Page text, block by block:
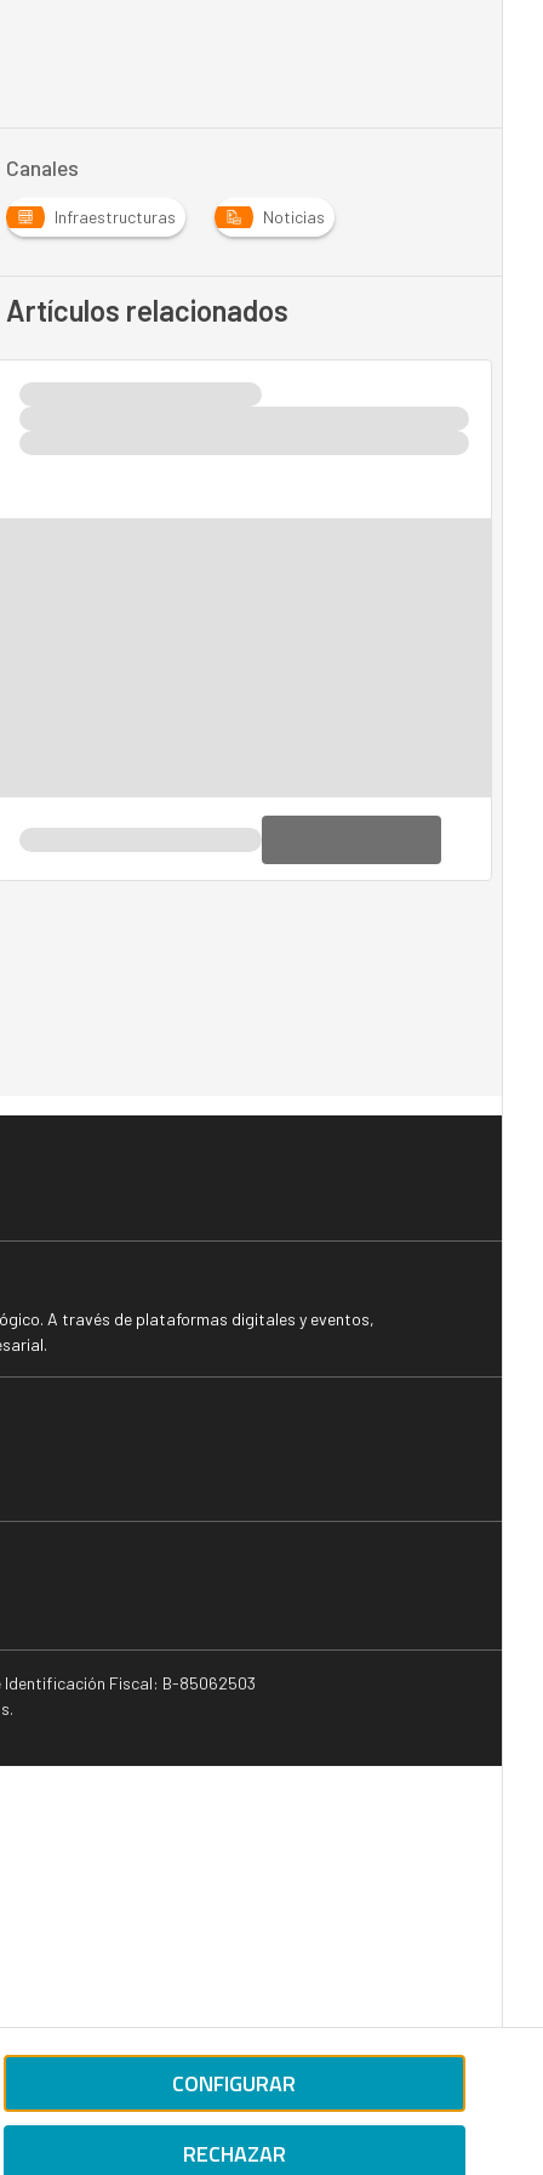
Canales
Infraestructuras Noticias
Artículos relacionados
CONFIGURAR
RECHAZAR
A través de plataformas digitales y eventos,
Identificación Fiscal: B-85062503